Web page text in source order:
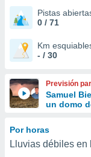
forma
basada
permite
coste.
ACEPTAR
Pistas
0 / 71
Km
- / 30
Previsión
Samuel
un domo
Por horas
Lluvias débiles en